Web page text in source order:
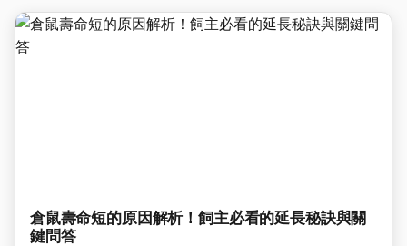
倉鼠壽命短的原因解析！飼主必看的延長秘訣與關
鍵問答